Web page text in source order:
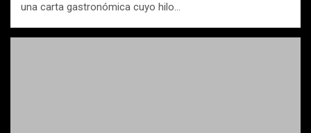
una carta gastronómica cuyo hilo…